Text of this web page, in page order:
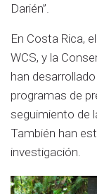
Darién”.
En Costa Rica,
WCS, y la
han
programas de
seguimiento de
También han
investigación.